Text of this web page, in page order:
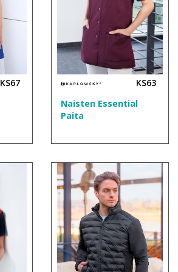
KS67
KS63
Naisten Essential
Paita